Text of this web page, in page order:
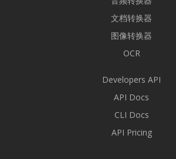
文档转换器
图像转换器
OCR
Developers API
API Docs
CLI Docs
API Pricing